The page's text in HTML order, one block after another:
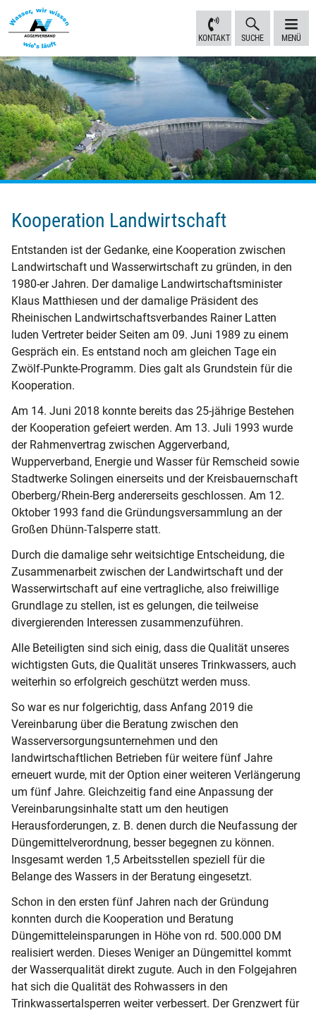
Sprungmarken
Inhalt
anspringen
Navigation
anspringen
Fußbereich
anspringen
KONTAKT SUCHE MENÜ
Kooperation Landwirtschaft
Entstanden ist der Gedanke, eine Kooperation zwischen
Landwirtschaft und Wasserwirtschaft zu gründen, in den
1980-er Jahren. Der damalige Landwirtschaftsminister
Klaus Matthiesen und der damalige Präsident des
Rheinischen Landwirtschaftsverbandes Rainer Latten
luden Vertreter beider Seiten am 09. Juni 1989 zu einem
Gespräch ein. Es entstand noch am gleichen Tage ein
Zwölf-Punkte-Programm. Dies galt als Grundstein für die
Kooperation.
Am 14. Juni 2018 konnte bereits das 25-jährige Bestehen
der Kooperation gefeiert werden. Am 13. Juli 1993 wurde
der Rahmenvertrag zwischen Aggerverband,
Wupperverband, Energie und Wasser für Remscheid sowie
Stadtwerke Solingen einerseits und der Kreisbauernschaft
Oberberg/Rhein-Berg andererseits geschlossen. Am 12.
Oktober 1993 fand die Gründungsversammlung an der
Großen Dhünn-Talsperre statt.
Durch die damalige sehr weitsichtige Entscheidung, die
Zusammenarbeit zwischen der Landwirtschaft und der
Wasserwirtschaft auf eine vertragliche, also freiwillige
Grundlage zu stellen, ist es gelungen, die teilweise
divergierenden Interessen zusammenzuführen.
Alle Beteiligten sind sich einig, dass die Qualität unseres
wichtigsten Guts, die Qualität unseres Trinkwassers, auch
weiterhin so erfolgreich geschützt werden muss.
So war es nur folgerichtig, dass Anfang 2019 die
Vereinbarung über die Beratung zwischen den
Wasserversorgungsunternehmen und den
landwirtschaftlichen Betrieben für weitere fünf Jahre
erneuert wurde, mit der Option einer weiteren Verlängerung
um fünf Jahre. Gleichzeitig fand eine Anpassung der
Vereinbarungsinhalte statt um den heutigen
Herausforderungen, z. B. denen durch die Neufassung der
Düngemittelverordnung, besser begegnen zu können.
Insgesamt werden 1,5 Arbeitsstellen speziell für die
Belange des Wassers in der Beratung eingesetzt.
Schon in den ersten fünf Jahren nach der Gründung
konnten durch die Kooperation und Beratung
Düngemitteleinsparungen in Höhe von rd. 500.000 DM
realisiert werden. Dieses Weniger an Düngemittel kommt
der Wasserqualität direkt zugute. Auch in den Folgejahren
hat sich die Qualität des Rohwassers in den
Trinkwassertalsperren weiter verbessert. Der Grenzwert für